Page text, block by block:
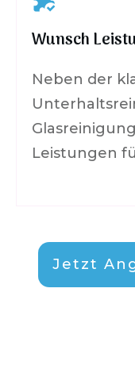
Wunsch
Neben der
Leistungen
Jetzt